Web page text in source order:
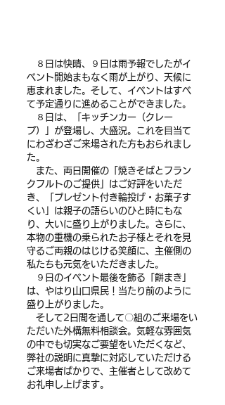
８日は快晴、９日は雨予報でしたがイ
ベント開始まもなく雨が上がり、天候に
恵まれました。そして、イベントはすべ
て予定通りに進めることができました。
８日は、「キッチンカー（クレー
プ）」が登場し、大盛況。これを目当て
にわざわざご来場された方もおられまし
た。
また、両日開催の「焼きそばとフラン
クフルトのご提供」はご好評をいただ
き、「プレゼント付き輪投げ・お菓子す
くい」は親子の語らいのひと時にもな
り、大いに盛り上がりました。さらに、
本物の重機の乗られたお子様とそれを見
守るご両親のはじける笑顔に、主催側の
私たちも元気をいただきました。
９日のイベント最後を飾る「餅まき」
は、やはり山口県民！当たり前のように
盛り上がりました。
そして2日間を通して〇組のご来場をい
ただいた外構無料相談会。気軽な雰囲気
の中でも切実なご要望をいただくなど、
弊社の説明に真摯に対応していただける
ご来場者ばかりで、主催者として改めて
お礼申し上げます。